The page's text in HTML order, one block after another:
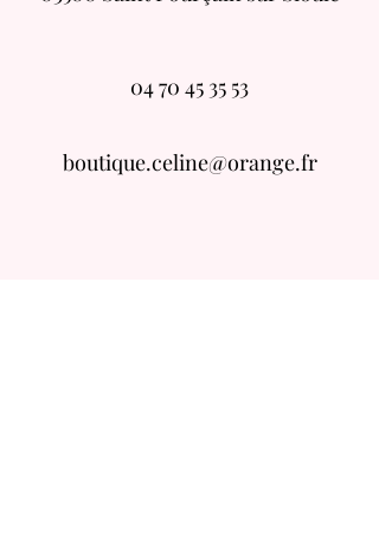
04 70 45 35 53
boutique.celine@orange.fr